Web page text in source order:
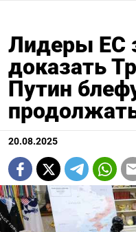
Лидеры ЕС
доказать
Путин
20.08.2025